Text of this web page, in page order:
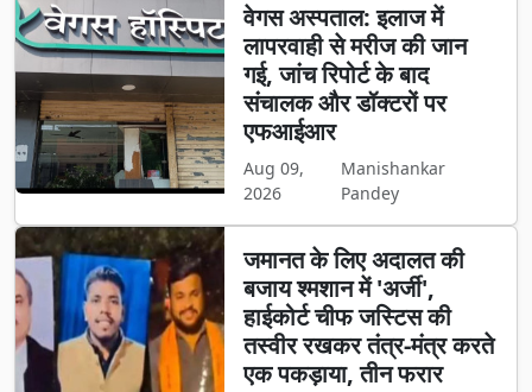
वेगस अस्पताल: इलाज में
लापरवाही से मरीज की जान
गई, जांच रिपोर्ट के बाद
संचालक और डॉक्टरों पर
एफआईआर
Aug 09,
2026
Manishankar
Pandey
जमानत के लिए अदालत की
बजाय श्मशान में 'अर्जी',
हाईकोर्ट चीफ जस्टिस की
तस्वीर रखकर तंत्र-मंत्र करते
एक पकड़ाया, तीन फरार